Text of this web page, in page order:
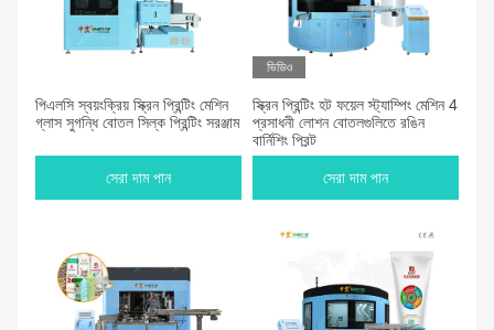
পিএলসি স্বয়ংক্রিয় স্ক্রিন প্রিন্টিং মেশিন
গ্লাস সুগন্ধি বোতল সিল্ক প্রিন্টিং সরঞ্জাম
সেরা দাম পান
ভিডিও
স্ক্রিন প্রিন্টিং হট ফয়েল স্ট্যাম্পিং মেশিন 4
প্রসাধনী লোশন বোতলগুলিতে রঙিন
বার্নিশিং প্রিন্ট
সেরা দাম পান